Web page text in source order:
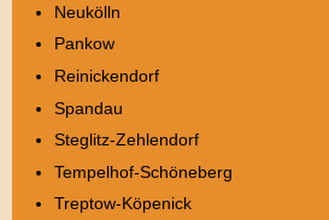
Neukölln
Pankow
Reinickendorf
Spandau
Steglitz-Zehlendorf
Tempelhof-Schöneberg
Treptow-Köpenick